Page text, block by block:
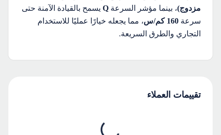
مزدوج)، بينما مؤشر السرعة Q يسمح بالقيادة الآمنة حتى
سرعة 160 كم/س
، مما يجعله خيارًا عمليًا للاستخدام
التجاري والطرق السريعة.
تقييمات العملاء